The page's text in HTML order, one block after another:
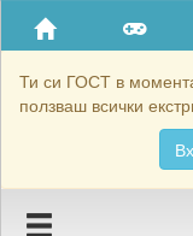
Ти си ГОСТ в
ползваш всички
Приятели
Хронология на
Подаръците на